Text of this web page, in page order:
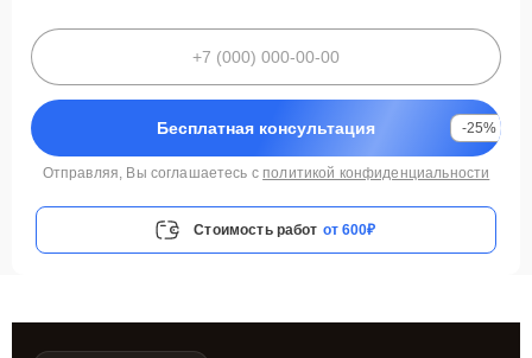
Бесплатная консультация -25%
Отправляя, Вы соглашаетесь с политикой конфиденциальности
Стоимость работ от 600₽